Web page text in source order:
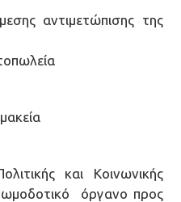
αντιμετώπισης της
και Κοινωνικής
όργανο προς